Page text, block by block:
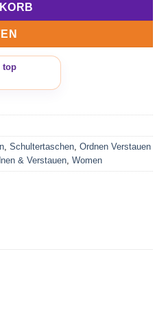
, Schultertaschen, Ordnen Verstauen
& Verstauen, Women